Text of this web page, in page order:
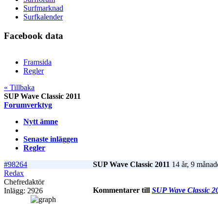
Surfmarknad
Surfkalender
Facebook data
Framsida
Regler
« Tillbaka
SUP Wave Classic 2011
Forumverktyg
Nytt ämne
Senaste inläggen
Regler
#98264
SUP Wave Classic 2011 14 år, 9
Redax
Chefredaktör
Inlägg: 2926
Kommentarer till SUP Wave Classic